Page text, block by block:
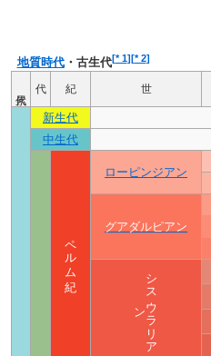
地質時代・古生代[* 1][* 2]
代 紀 世
新生代
中生代
ペルム紀
ローピンジアン
グアダルピアン
シ
ス
ウ
ラ
リ
ア
ン